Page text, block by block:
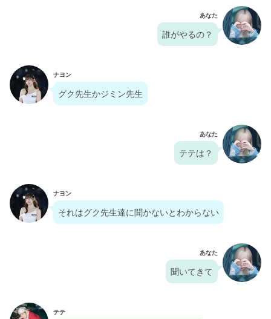
あなた
誰がやるの？
ナヨン
グク先生かジミン先生
あなた
テテは？
ナヨン
それはグク先生達に聞かないとわからない
あなた
聞いてきて
テテ